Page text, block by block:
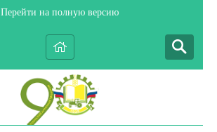
Перейти на полную версию